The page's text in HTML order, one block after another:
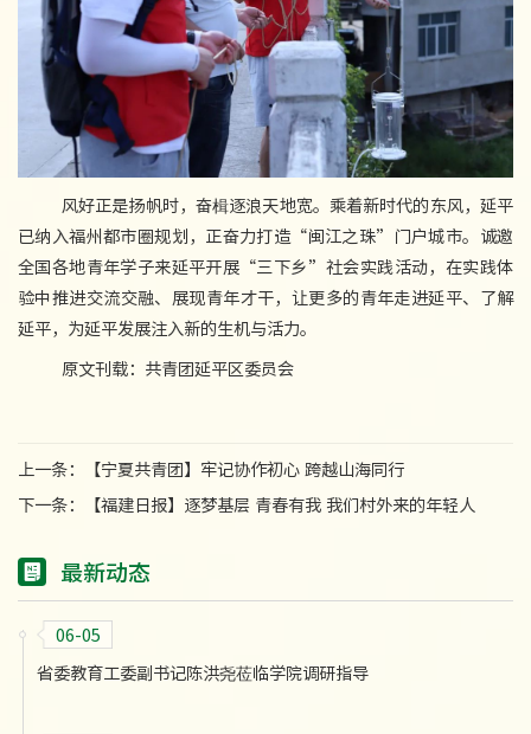
风好正是扬帆时，奋楫逐浪天地宽。乘着新时代的东风，延平
已纳入福州都市圈规划，正奋力打造“闽江之珠”门户城市。诚邀
全国各地青年学子来延平开展“三下乡”社会实践活动，在实践体
验中推进交流交融、展现青年才干，让更多的青年走进延平、了解
延平，为延平发展注入新的生机与活力。
原文刊载：共青团延平区委员会
上一条：
【宁夏共青团】牢记协作初心 跨越山海同行
下一条：
【福建日报】逐梦基层 青春有我 我们村外来的年轻人
最新动态
06-05
省委教育工委副书记陈洪尧莅临学院调研指导